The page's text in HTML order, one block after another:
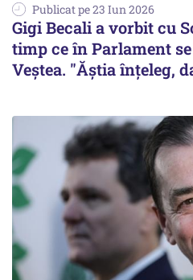
Publicat pe 23 Iun 2026
Gigi Becali a vorbit cu
timp ce în Parlament
Veştea. "Ăştia înţeleg,